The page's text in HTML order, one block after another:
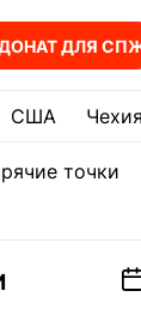
ДЛЯ
США
точки